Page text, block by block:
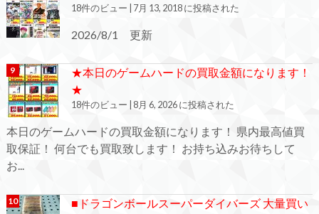
18件のビュー 7月 13, 2018 に投稿された
2026/8/1 更新
★本日のゲームハードの買取金額になります！
★
18件のビュー 8月 6, 2026 に投稿された
本日のゲームハードの買取金額になります！ 県内最高値買
取保証！ 何台でも買取致します！ お持ち込みお待ちして
お...
■ドラゴンボールスーパーダイバーズ 大量買い